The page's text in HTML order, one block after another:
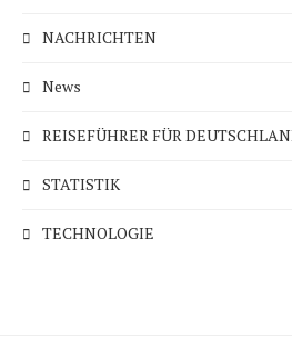
NACHRICHTEN
News
REISEFÜHRER FÜR
STATISTIK
TECHNOLOGIE